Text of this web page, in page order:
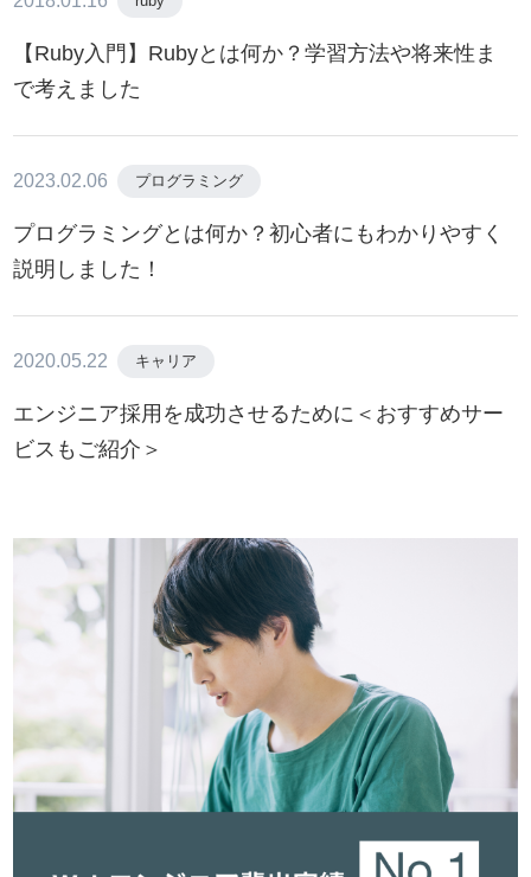
【Ruby入門】Rubyとは何か？学習方法や将来性ま
で考えました
2023.02.06 プログラミング
プログラミングとは何か？初心者にもわかりやすく
説明しました！
2020.05.22 キャリア
エンジニア採用を成功させるために＜おすすめサー
ビスもご紹介＞